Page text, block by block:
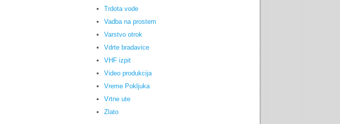
Trdota vode
Vadba na prostem
Varstvo otrok
Vdrte bradavice
VHF izpit
Video produkcija
Vreme Pokljuka
Vrtne ute
Zlato